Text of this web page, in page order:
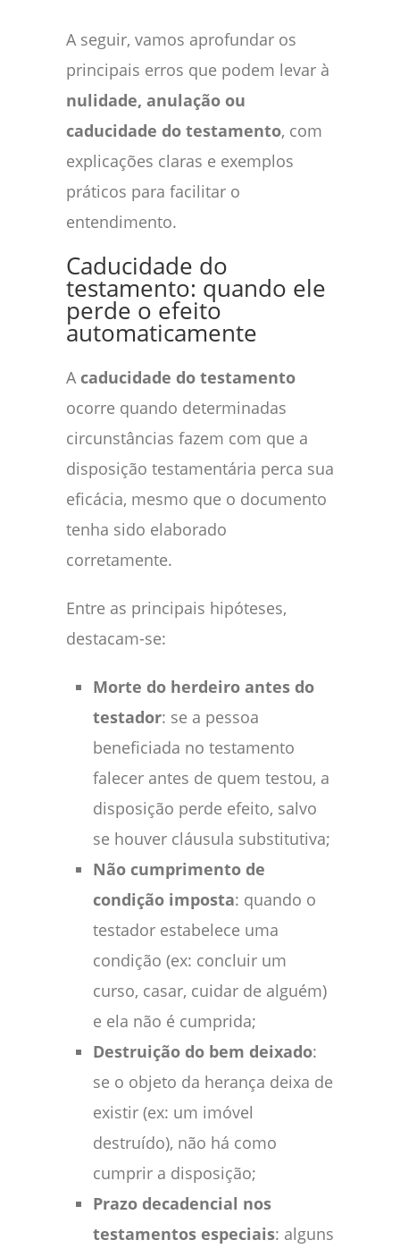
A seguir, vamos aprofundar os
principais erros que podem levar à
nulidade, anulação ou
caducidade do testamento, com
explicações claras e exemplos
práticos para facilitar o
entendimento.
Caducidade do
testamento: quando ele
perde o efeito
automaticamente
A caducidade do testamento
ocorre quando determinadas
circunstâncias fazem com que a
disposição testamentária perca sua
eficácia, mesmo que o documento
tenha sido elaborado
corretamente.
Entre as principais hipóteses,
destacam-se:
Morte do herdeiro antes do
testador: se a pessoa
beneficiada no testamento
falecer antes de quem testou, a
disposição perde efeito, salvo
se houver cláusula substitutiva;
Não cumprimento de
condição imposta: quando o
testador estabelece uma
condição (ex: concluir um
curso, casar, cuidar de alguém)
e ela não é cumprida;
Destruição do bem deixado:
se o objeto da herança deixa de
existir (ex: um imóvel
destruído), não há como
cumprir a disposição;
Prazo decadencial nos
testamentos especiais: alguns